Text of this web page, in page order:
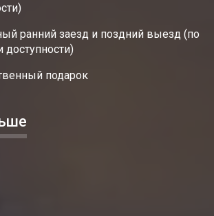
ранний заезд и поздний выезд (по
доступности)
подарок